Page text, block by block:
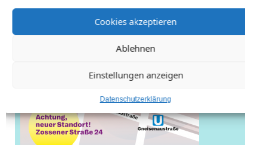
Cookies akzeptieren
Ablehnen
Einstellungen anzeigen
Datenschutzerklärung